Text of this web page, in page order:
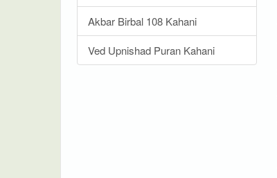
Akbar Birbal 108 Kahani
Ved Upnishad Puran Kahani